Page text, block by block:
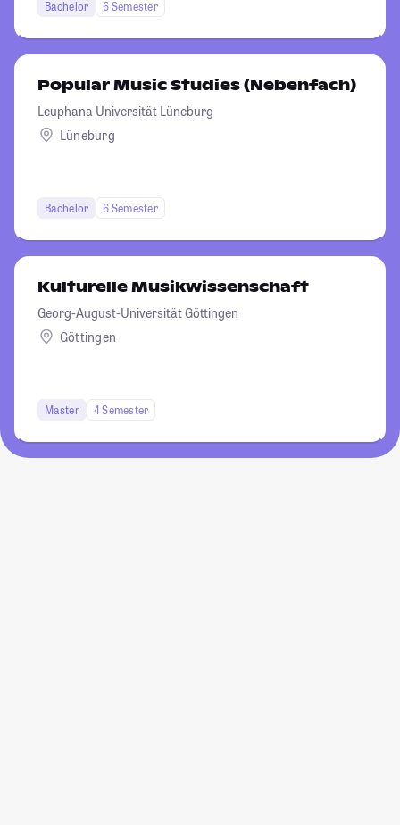
Bachelor 6 Semester
Popular Music Studies (Nebenfach)
Leuphana Universität Lüneburg
Lüneburg
Bachelor 6 Semester
Kulturelle Musikwissenschaft
Georg-August-Universität Göttingen
Göttingen
Master 4 Semester